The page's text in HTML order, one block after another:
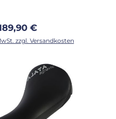
Preis:
€
zzgl. Versandkosten